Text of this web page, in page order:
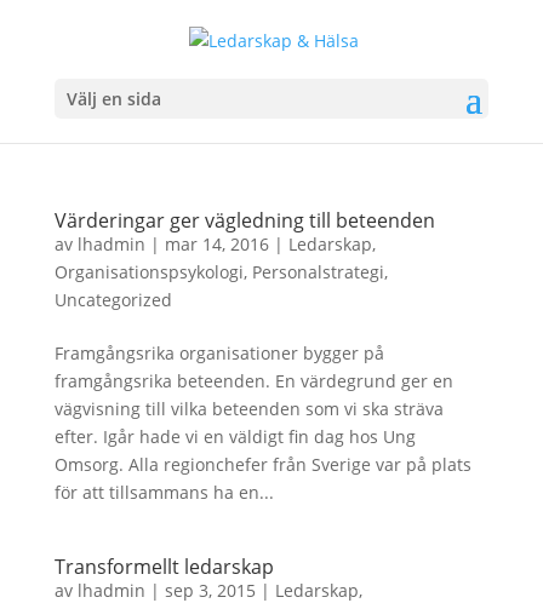
Välj en sida
Värderingar ger vägledning till beteenden
av lhadmin | mar 14, 2016| Ledarskap,
Organisationspsykologi, Personalstrategi,
Uncategorized
Framgångsrika organisationer bygger på
framgångsrika beteenden. En värdegrund ger en
vägvisning till vilka beteenden som vi ska sträva
efter. Igår hade vi en väldigt fin dag hos Ung
Omsorg. Alla regionchefer från Sverige var på plats
för att tillsammans ha en...
Transformellt ledarskap
av lhadmin | sep 3, 2015 | Ledarskap,